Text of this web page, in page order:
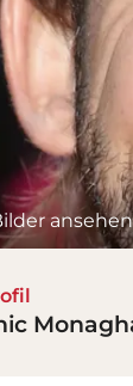
ansehen